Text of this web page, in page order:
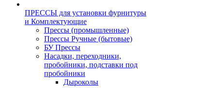
ПРЕССЫ для установки фурнитуры
и Комплектующие
Прессы (промышленные)
Прессы Ручные (бытовые)
БУ Прессы
Насадки, переходники,
пробойники, подставки под
пробойники
Дыроколы